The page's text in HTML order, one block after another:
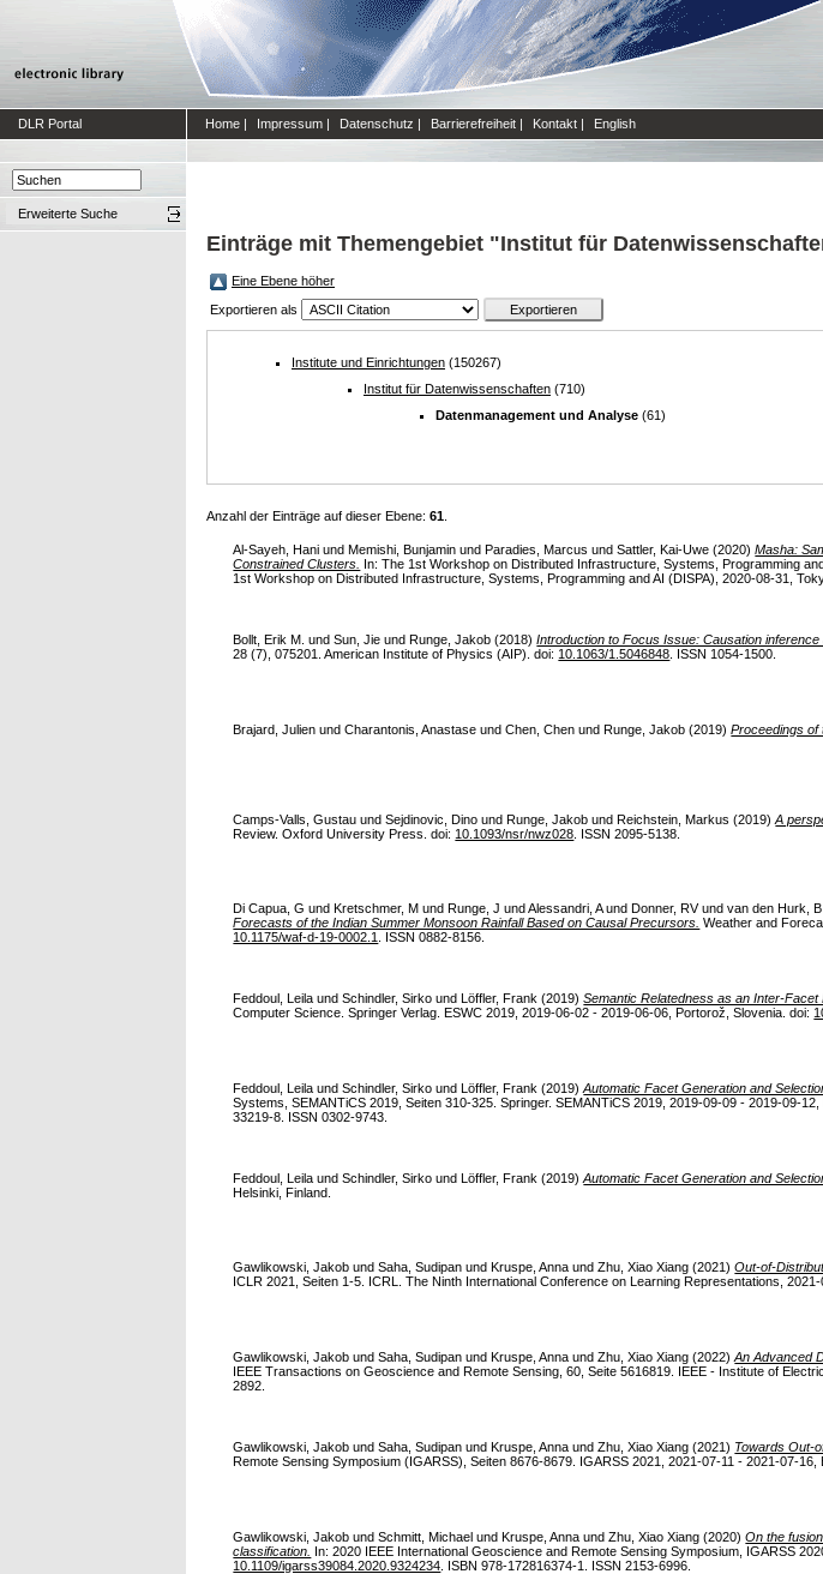
DLR Portal Home | Impressum | Datenschutz | Barrierefreiheit | Kontakt | English
Erweiterte Suche
Einträge mit Themengebiet "Institut für
Eine Ebene höher
Exportieren als
Institute und Einrichtungen (150267)
Institut für Datenwissenschaften (710)
Datenmanagement und Analyse (61)
Anzahl der Einträge auf dieser Ebene: 61
Al-Sayeh, Hani und Memishi, Bunjamin und Paradies, Marcus undSattler, Kai-Uwe (2020)Masha:
Constrained Clusters.
In: The 1st Workshop on Distributed Infrastructure, Systems, Programming
1st Workshop on Distributed Infrastructure, Systems, Programming and AI (DISPA), 2020-08-31,
Bollt, Erik M. undSun, Jie undRunge, Jakob (2018)Introduction to Focus Issue: Causation
28 (7), 075201. American Institute of Physics (AIP). doi: 10.1063/1.5046848 . ISSN 1054-1500.
Brajard, Julien undCharantonis, Anastase undChen, Chen undRunge, Jakob (2019)Proceedings of
Camps-Valls, Gustau undSejdinovic, Dino undRunge, Jakob undReichstein, Markus (2019)A
Review. Oxford University Press. doi: 10.1093/nsr/nwz028 . ISSN 2095-5138.
Di Capua, G und Kretschmer, M und Runge, J undAlessandri, Aund Donner, RVundvan den Hurk, B
Forecasts of the Indian Summer Monsoon Rainfall Based on Causal Precursors. Weather and
10.1175/waf-d-19-0002.1
. ISSN 0882-8156.
Feddoul, Leila undSchindler, Sirko undLöffler, Frank (2019)Semantic Relatedness as an Inter-
Computer Science. Springer Verlag. ESWC 2019, 2019-06-02 - 2019-06-06, Portorož, Slovenia. doi:
Feddoul, Leila undSchindler, Sirko undLöffler, Frank (2019)Automatic Facet Generation and
Systems, SEMANTiCS 2019, Seiten 310-325. Springer. SEMANTiCS 2019, 2019-09-09 - 2019-09-
33219-8. ISSN 0302-9743.
Feddoul, Leila undSchindler, Sirko undLöffler, Frank (2019)Automatic Facet Generation and
Helsinki, Finland.
Gawlikowski, Jakob undSaha, Sudipan und Kruspe, Anna undZhu, Xiao Xiang (2021)Out-of-
ICLR 2021, Seiten 1-5. ICRL. The Ninth International Conference on Learning Representations,
Gawlikowski, Jakob undSaha, Sudipan undKruspe, Anna undZhu, Xiao Xiang (2022)An Advanced
IEEE Transactions on Geoscience and Remote Sensing, 60, Seite 5616819. IEEE - Institute of
2892.
Gawlikowski, Jakob undSaha, Sudipan undKruspe, Anna undZhu, Xiao Xiang (2021) Towards Out-
Remote Sensing Symposium (IGARSS), Seiten 8676-8679. IGARSS 2021, 2021-07-11 - 2021-07-16,
Gawlikowski, Jakob undSchmitt, Michael undKruspe, Anna undZhu, Xiao Xiang (2020)On the
classification. In: 2020 IEEE International Geoscience and Remote Sensing Symposium, IGARSS
10.1109/igarss39084.2020.9324234 . ISBN 978-172816374-1. ISSN 2153-6996.